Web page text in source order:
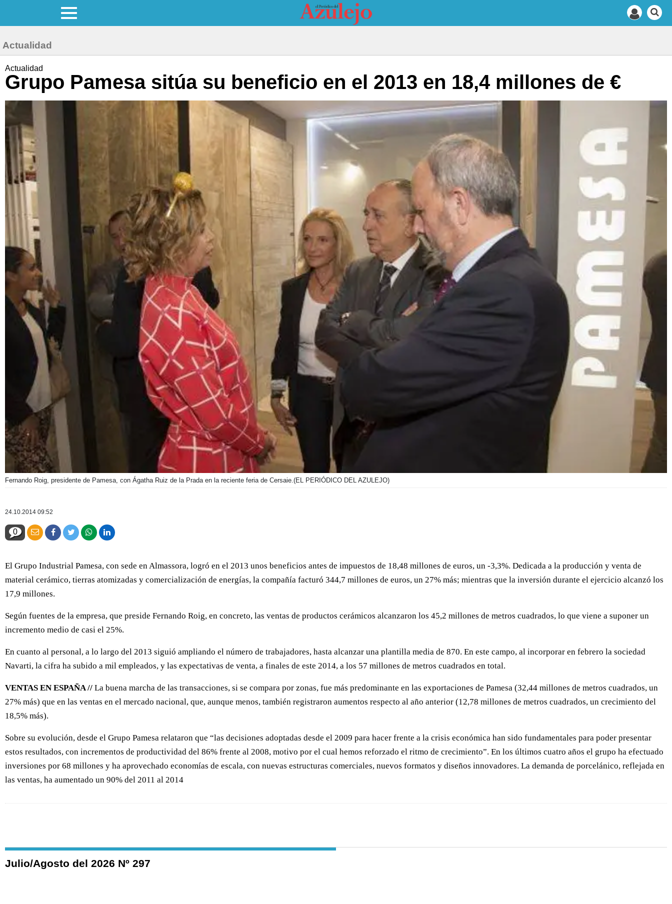
Actualidad
Actualidad
Grupo Pamesa sitúa su beneficio en el 2013 en 18,4 millones de €
Fernando Roig, presidente de Pamesa, con Ágatha Ruiz de la Prada en la reciente feria de Cersaie.(EL PERIÓDICO DEL AZULEJO)
24.10.2014 09:52
0
El Grupo Industrial Pamesa, con sede en Almassora, logró en el 2013 unos beneficios antes de impuestos de 18,48 millones de euros, un -3,3%. Dedicada a la producción y venta de
material cerámico, tierras atomizadas y comercialización de energías, la compañía facturó 344,7 millones de euros, un 27% más; mientras que la inversión durante el ejercicio alcanzó los
17,9 millones.
Según fuentes de la empresa, que preside Fernando Roig, en concreto, las ventas de productos cerámicos alcanzaron los 45,2 millones de metros cuadrados, lo que viene a suponer un
incremento medio de casi el 25%.
En cuanto al personal, a lo largo del 2013 siguió ampliando el número de trabajadores, hasta alcanzar una plantilla media de 870. En este campo, al incorporar en febrero la sociedad
Navarti, la cifra ha subido a mil empleados, y las expectativas de venta, a finales de este 2014, a los 57 millones de metros cuadrados en total.
VENTAS EN ESPAÑA // La buena marcha de las transacciones, si se compara por zonas, fue más predominante en las exportaciones de Pamesa (32,44 millones de metros cuadrados, un
27% más) que en las ventas en el mercado nacional, que, aunque menos, también registraron aumentos respecto al año anterior (12,78 millones de metros cuadrados, un crecimiento del
18,5% más).
Sobre su evolución, desde el Grupo Pamesa relataron que “las decisiones adoptadas desde el 2009 para hacer frente a la crisis económica han sido fundamentales para poder presentar
estos resultados, con incrementos de productividad del 86% frente al 2008, motivo por el cual hemos reforzado el ritmo de crecimiento”. En los últimos cuatro años el grupo ha efectuado
inversiones por 68 millones y ha aprovechado economías de escala, con nuevas estructuras comerciales, nuevos formatos y diseños innovadores. La demanda de porcelánico, reflejada en
las ventas, ha aumentado un 90% del 2011 al 2014
Julio/Agosto del 2026 Nº 297